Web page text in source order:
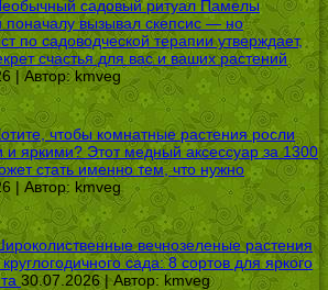
садовый ритуал Памелы
поначалу вызывал скепсис — но
по садоводческой терапии утверждает,
счастья для вас и ваших растений
| Автор:kmveg
чтобы комнатные растения росли
и яркими? Этот медный аксессуар за 1300
стать именно тем, что нужно
| Автор: kmveg
вечнозеленые растения
сада: 8 сортов для яркого
30.07.2026 | Автор: kmveg